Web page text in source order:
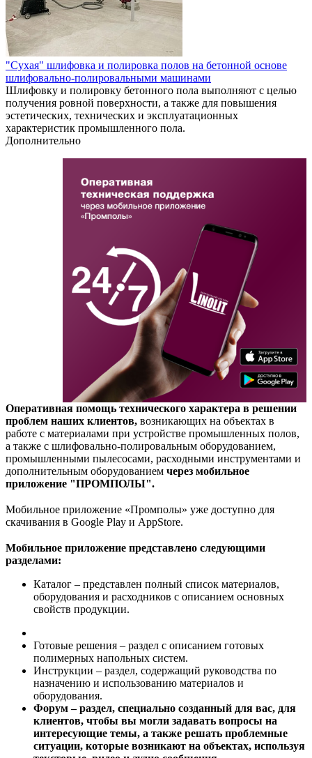
"Сухая" шлифовка и полировка полов на бетонной основе
шлифовально-полировальными машинами
Шлифовку и полировку бетонного пола выполняют с целью
получения ровной поверхности, а также для повышения
эстетических, технических и эксплуатационных
характеристик промышленного пола.
Дополнительно
Оперативная помощь технического характера в решении
проблем наших клиентов, возникающих на объектах в
работе с материалами при устройстве промышленных полов,
а также с шлифовально-полировальным оборудованием,
промышленными пылесосами, расходными инструментами и
дополнительным оборудованием через мобильное
приложение "ПРОМПОЛЫ".
Мобильное приложение «Промполы» уже доступно для
скачивания в Google Play и AppStore.
Мобильное приложение представлено следующими
разделами:
Каталог – представлен полный список материалов,
оборудования и расходников с описанием основных
свойств продукции.
Готовые решения – раздел с описанием готовых
полимерных напольных систем.
Инструкции – раздел, содержащий руководства по
назначению и использованию материалов и
оборудования.
Форум – раздел, специально созданный для вас, для
клиентов, чтобы вы могли задавать вопросы на
интересующие темы, а также решать проблемные
ситуации, которые возникают на объектах, используя